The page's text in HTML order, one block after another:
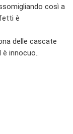
così a
è
delle cascate
innocuo..